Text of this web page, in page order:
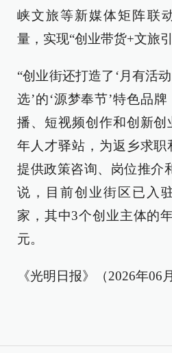
峡文旅等新媒体矩阵联
量，实现“创业带货+文旅
“创业街还打造了‘月有活
选’的‘源梦奉节’特色品
播、短视频创作和创新
年人才驿站，为返乡求
提供政策咨询、岗位推介
说，目前创业街区已入
家，其中3个创业主体的
元。
《光明日报》（2026年06